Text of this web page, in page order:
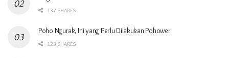
137 SHARES
Poho Ngurak, Ini yang Perlu Dilakukan Pohower
123 SHARES